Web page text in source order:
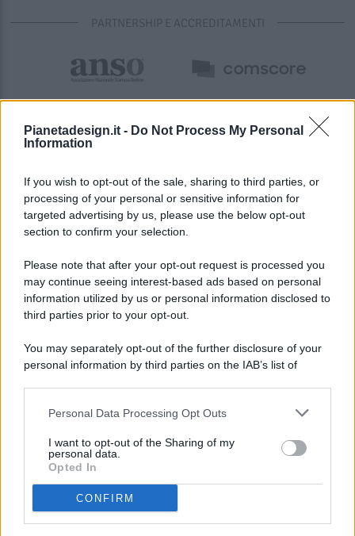
Pianetadesign.it - Do Not Process My Personal
Information
If you wish to opt-out of the sale, sharing to third parties, or
processing of your personal or sensitive information for
targeted advertising by us, please use the below opt-out
section to confirm your selection.
Please note that after your opt-out request is processed you
may continue seeing interest-based ads based on personal
information utilized by us or personal information disclosed to
third parties prior to your opt-out.
You may separately opt-out of the further disclosure of your
personal information by third parties on the IAB’s list of
This information may also be disclosed by us to third parties
disclose it to other third parties.
Personal Data Processing Opt Outs
I want to opt-out of the Sharing of my
personal data.
Opted In
CONFIRM
PARTNERSHIP E ACCREDITAMENTI
© 2026 - Pianeta Design - P.IVA 04827280654 - Testata
Registrata Al Tribunale Di Nocera Inferiore N. 8/2020 - RG N.
ISCRIZIONE AL ROC N. 35792 – ISCRITTA ALL’ANSO
(ASSOCIAZIONE NAZIONALE STAMPA ONLINE)
PREFERENZE PRIVACY